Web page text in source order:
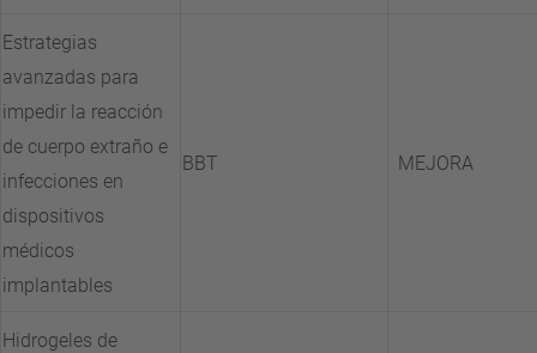
Estrategias
avanzadas para
impedir la reacción
de cuerpo extraño e
infecciones en
dispositivos
médicos
implantables
BBT MEJORA
Hidrogeles de